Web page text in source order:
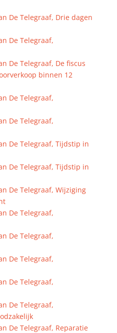
De Telegraaf, Drie dagen
De Telegraaf,
De Telegraaf, De fiscus
binnen 12
De Telegraaf,
De Telegraaf,
De Telegraaf, Tijdstip in
De Telegraaf, Tijdstip in
De Telegraaf, Wijziging
De Telegraaf,
De Telegraaf,
De Telegraaf,
De Telegraaf,
De Telegraaf,
De Telegraaf, Reparatie